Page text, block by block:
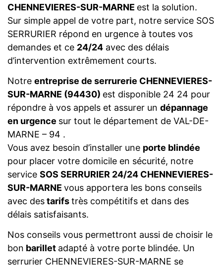
CHENNEVIERES-SUR-MARNE est la solution.
Sur simple appel de votre part, notre service SOS
SERRURIER répond en urgence à toutes vos
demandes et ce 24/24 avec des délais
d’intervention extrêmement courts.
Notre entreprise de serrurerie CHENNEVIERES-
SUR-MARNE (94430) est disponible 24 24 pour
répondre à vos appels et assurer un dépannage
en urgence sur tout le département de VAL-DE-
MARNE – 94 .
Vous avez besoin d’installer une porte blindée
pour placer votre domicile en sécurité, notre
service SOS SERRURIER 24/24 CHENNEVIERES-
SUR-MARNE vous apportera les bons conseils
avec destarifstrès compétitifs et dans des
délais satisfaisants.
Nos conseils vous permettront aussi de choisir le
bon barillet adapté à votre porte blindée. Un
serrurier CHENNEVIERES-SUR-MARNE se